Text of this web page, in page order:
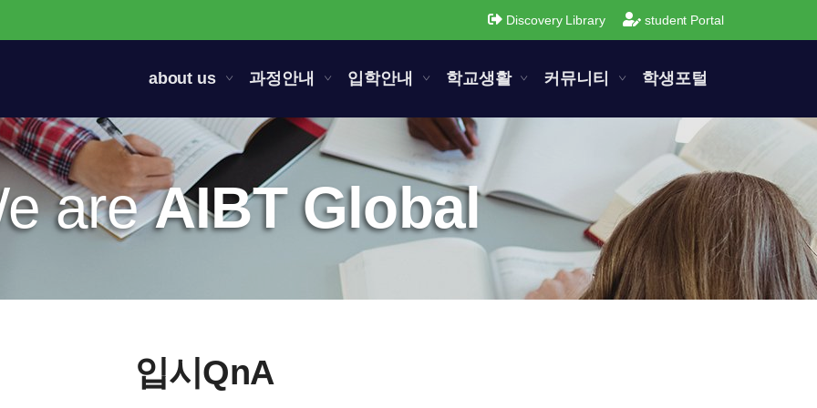
Discovery Library student Portal
about us 과정안내 입학안내 학교생활 커뮤니티 학생포털
areAIBT Global
입시QnA